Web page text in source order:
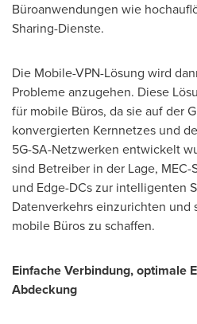
Büroanwendungen wie
Sharing-Dienste.
Die Mobile-VPN-Lösung wird
Probleme anzugehen. Diese
für mobile Büros, da sie auf der
konvergierten Kernnetzes und
5G-SA-Netzwerken entwickelt
sind Betreiber in der Lage,
und Edge-DCs zur intelligenten
Datenverkehrs einzurichten und
mobile Büros zu schaffen.
Einfache Verbindung, optimale
Abdeckung